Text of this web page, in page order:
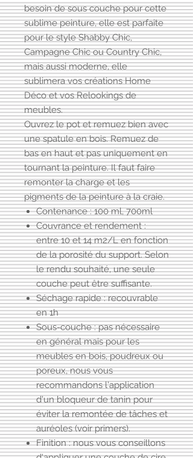
besoin de sous couche pour cette
sublime peinture, elle est parfaite
pour le style Shabby Chic,
Campagne Chic ou Country Chic,
mais aussi moderne, elle
sublimera vos créations Home
Déco et vos Relookings de
meubles.
Ouvrez le pot et remuez bien avec
une spatule en bois. Remuez de
bas en haut et pas uniquement en
tournant la peinture. Il faut faire
remonter la charge et les
pigments de la peinture à la craie.
Contenance : 100 ml, 700ml
Couvrance et rendement :
entre 10 et 14 m2/L en fonction
de la porosité du support. Selon
le rendu souhaité, une seule
couche peut être suffisante.
Séchage rapide : recouvrable
en 1h
Sous-couche : pas nécessaire
en général mais pour les
meubles en bois, poudreux ou
poreux, nous vous
recommandons l'application
d'unbloqueur de taninpour
éviter la remontée de tâches et
auréoles (voir primers).
Finition : nous vous conseillons